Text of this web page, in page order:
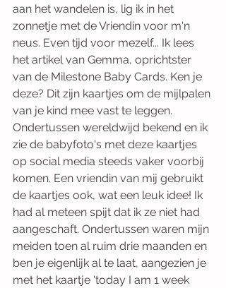
aan het wandelen is, lig ik in het
zonnetje met de Vriendin voor m'n
neus. Even tijd voor mezelf... Ik lees
het artikel van Gemma, oprichtster
van de Milestone Baby Cards. Ken je
deze? Dit zijn kaartjes om de mijlpalen
van je kind mee vast te leggen.
Ondertussen wereldwijd bekend en ik
zie de babyfoto's met deze kaartjes
op social media steeds vaker voorbij
komen. Een vriendin van mij gebruikt
de kaartjes ook, wat een leuk idee! Ik
had al meteen spijt dat ik ze niet had
aangeschaft. Ondertussen waren mijn
meiden toen al ruim drie maanden en
ben je eigenlijk al te laat, aangezien je
met het kaartje 'today I am 1 week